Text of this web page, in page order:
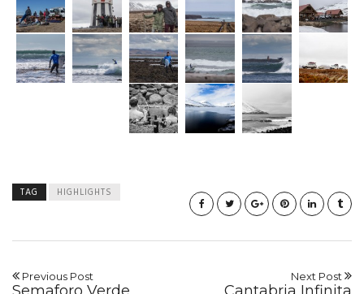
TAG HIGHLIGHTS
Previous Post Next Post